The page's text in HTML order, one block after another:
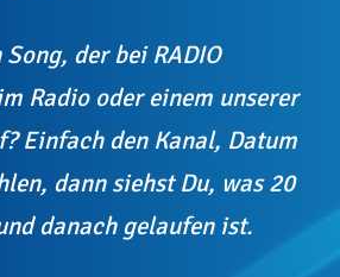
der bei RADIO
Radio oder einem unserer
Einfach den Kanal, Datum
dann siehst Du, was 20
danach gelaufen ist.